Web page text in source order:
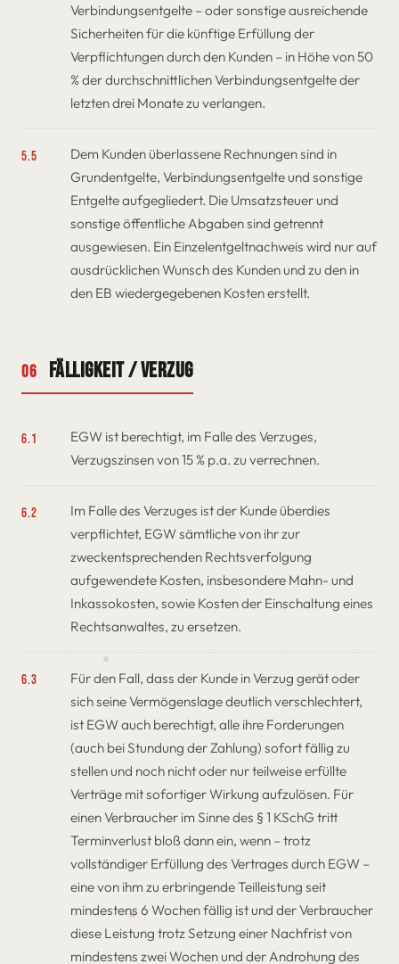
Verbindungsentgelte – oder sonstige ausreichende
Sicherheiten für die künftige Erfüllung der
Verpflichtungen durch den Kunden – in Höhe von 50
% der durchschnittlichen Verbindungsentgelte der
letzten drei Monate zu verlangen.
5.5
Dem Kunden überlassene Rechnungen sind in
Grundentgelte, Verbindungsentgelte und sonstige
Entgelte aufgegliedert. Die Umsatzsteuer und
sonstige öffentliche Abgaben sind getrennt
ausgewiesen. Ein Einzelentgeltnachweis wird nur auf
ausdrücklichen Wunsch des Kunden und zu den in
den EB wiedergegebenen Kosten erstellt.
06 Fälligkeit / Verzug
6.1
EGW ist berechtigt, im Falle des Verzuges,
Verzugszinsen von 15 % p.a. zu verrechnen.
6.2
Im Falle des Verzuges ist der Kunde überdies
verpflichtet, EGW sämtliche von ihr zur
zweckentsprechenden Rechtsverfolgung
aufgewendete Kosten, insbesondere Mahn- und
Inkassokosten, sowie Kosten der Einschaltung eines
Rechtsanwaltes, zu ersetzen.
6.3
Für den Fall, dass der Kunde in Verzug gerät oder
sich seine Vermögenslage deutlich verschlechtert,
ist EGW auch berechtigt, alle ihre Forderungen
(auch bei Stundung der Zahlung) sofort fällig zu
stellen und noch nicht oder nur teilweise erfüllte
Verträge mit sofortiger Wirkung aufzulösen. Für
einen Verbraucher im Sinne des § 1 KSchG tritt
Terminverlust bloß dann ein, wenn – trotz
vollständiger Erfüllung des Vertrages durch EGW –
eine von ihm zu erbringende Teilleistung seit
mindestens 6 Wochen fällig ist und der Verbraucher
diese Leistung trotz Setzung einer Nachfrist von
mindestens zwei Wochen und der Androhung des